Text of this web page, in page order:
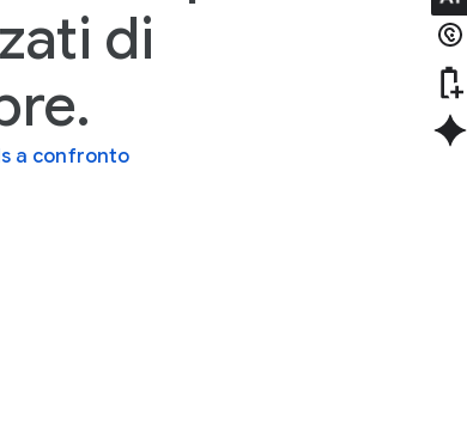
di
a confronto